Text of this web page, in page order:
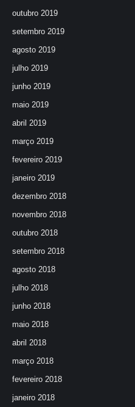
outubro 2019
setembro 2019
agosto 2019
julho 2019
junho 2019
maio 2019
abril 2019
março 2019
fevereiro 2019
janeiro 2019
dezembro 2018
novembro 2018
outubro 2018
setembro 2018
agosto 2018
julho 2018
junho 2018
maio 2018
abril 2018
março 2018
fevereiro 2018
janeiro 2018